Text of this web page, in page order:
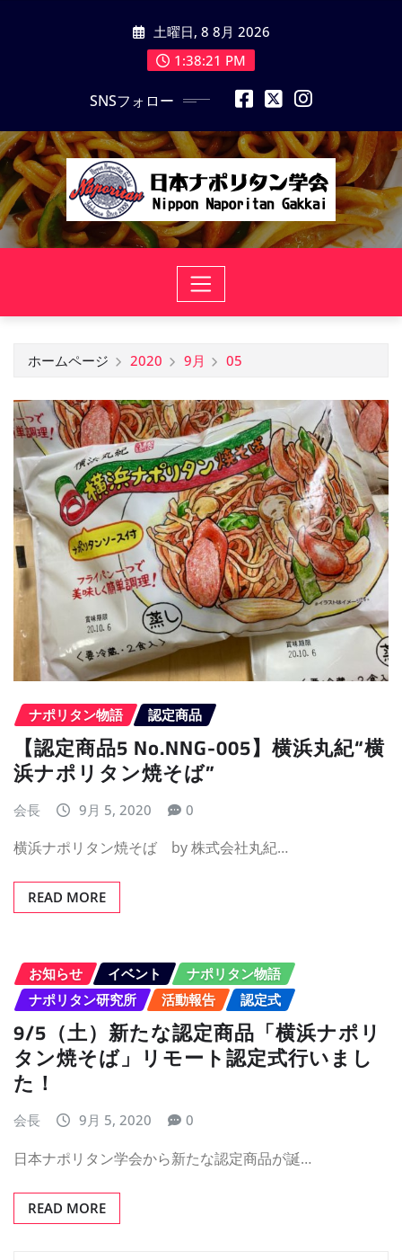
に
ス
キ
ッ
プ
土曜日, 8 8月 2026
1:38:22 PM
SNSフォロー
ホームページ 2020 9月 05
ナポリタン物語 認定商品
【認定商品5 No.NNG-005】横浜丸紀“横
浜ナポリタン焼そば”
会長 9月 5, 2020 0
横浜ナポリタン焼そば by 株式会社丸紀…
READ MORE
お知らせ イベント
ナポリタン物語
ナポリタン研究所
活動報告 認定式
9/5（土）新たな認定商品「横浜ナポリ
タン焼そば」リモート認定式行いまし
た！
会長 9月 5, 2020 0
日本ナポリタン学会から新たな認定商品が誕…
READ MORE